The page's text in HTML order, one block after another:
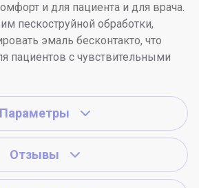
и для пациента и для врача.
пескоструйной обработки,
эмаль бесконтакто, что
пациентов с чувствительными
Параметры
Отзывы